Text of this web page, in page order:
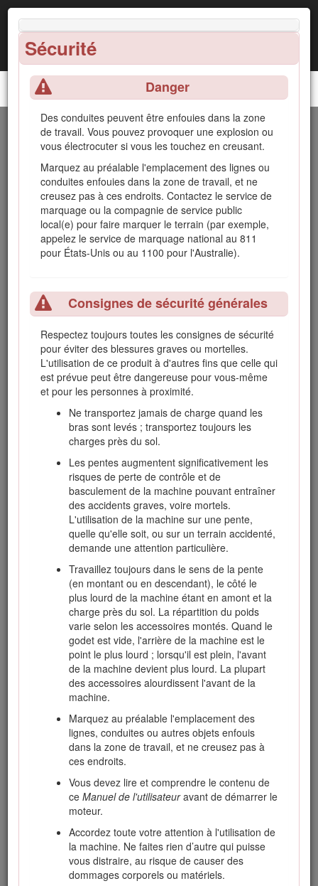
Sécurité
Danger
Des conduites peuvent être enfouies dans la zone
de travail. Vous pouvez provoquer une explosion ou
vous électrocuter si vous les touchez en creusant.
Marquez au préalable l'emplacement des lignes ou
conduites enfouies dans la zone de travail, et ne
creusez pas à ces endroits. Contactez le service de
marquage ou la compagnie de service public
local(e) pour faire marquer le terrain (par exemple,
appelez le service de marquage national au 811
pour États-Unis ou au 1100 pour l'Australie).
Consignes de sécurité générales
Respectez toujours toutes les consignes de sécurité
pour éviter des blessures graves ou mortelles.
L'utilisation de ce produit à d'autres fins que celle qui
est prévue peut être dangereuse pour vous-même
et pour les personnes à proximité.
Ne transportez jamais de charge quand les
bras sont levés ; transportez toujours les
charges près du sol.
Les pentes augmentent significativement les
risques de perte de contrôle et de
basculement de la machine pouvant entraîner
des accidents graves, voire mortels.
L'utilisation de la machine sur une pente,
quelle qu'elle soit, ou sur un terrain accidenté,
demande une attention particulière.
Travaillez toujours dans le sens de la pente
(en montant ou en descendant), le côté le
plus lourd de la machine étant en amont et la
charge près du sol. La répartition du poids
varie selon les accessoires montés. Quand le
godet est vide, l'arrière de la machine est le
point le plus lourd ; lorsqu'il est plein, l'avant
de la machine devient plus lourd. La plupart
des accessoires alourdissent l'avant de la
machine.
Marquez au préalable l'emplacement des
lignes, conduites ou autres objets enfouis
dans la zone de travail, et ne creusez pas à
ces endroits.
Vous devez lire et comprendre le contenu de
ce Manuel de l'utilisateuravant de démarrer le
moteur.
Accordez toute votre attention à l'utilisation de
la machine. Ne faites rien d’autre qui puisse
vous distraire, au risque de causer des
dommages corporels ou matériels.
Porte-outil compact TX 1000
Introduction
Cette machine est un porte-outil compact prévu pour
transporter la terre et les autres matériaux utilisés pour les
travaux de paysagement et de construction. Elle est conçue
pour fonctionner avec un large choix d'outils spécialisés.
Lisez attentivement cette notice pour apprendre à utiliser et
entretenir correctement votre produit, et éviter de
l'endommager ou de vous blesser. Vous êtes responsable de
Vous pouvez contacter Toro directement sur www.Toro.com
pour tout document de formation à la sécurité et à l'utilisation
ou un accessoire, pour obtenir l'adresse des
concessionnaires ou pour enregistrer votre produit.
Pour obtenir des prestations de service, des pièces Toro
d'origine ou des renseignements complémentaires,
munissez-vous des numéros de modèle et de série du
produit et contactez un concessionnaire-réparateur agréé ou
le service client Toro. La Figure1indique l'emplacement des
numéros de modèle et de série sur le produit. Inscrivez les
numéros dans l'espace réservé à cet effet.
Important: Avec votre appareil mobile, vous pouvez
scanner le code QR sur l'autocollant du numéro de série
(le cas échéant) afin d'accéder aux informations sur la
garantie, les pièces détachées et autres renseignements
sur le produit.
Figure 1
Emplacement des numéros de modèle et de série
Les mises en garde de ce manuel soulignent des dangers
potentiels et sont signalées par le symbole de sécurité
(Figure2
), qui indique un danger pouvant entraîner des
blessures graves ou mortelles si les précautions
recommandées ne sont pas respectées.